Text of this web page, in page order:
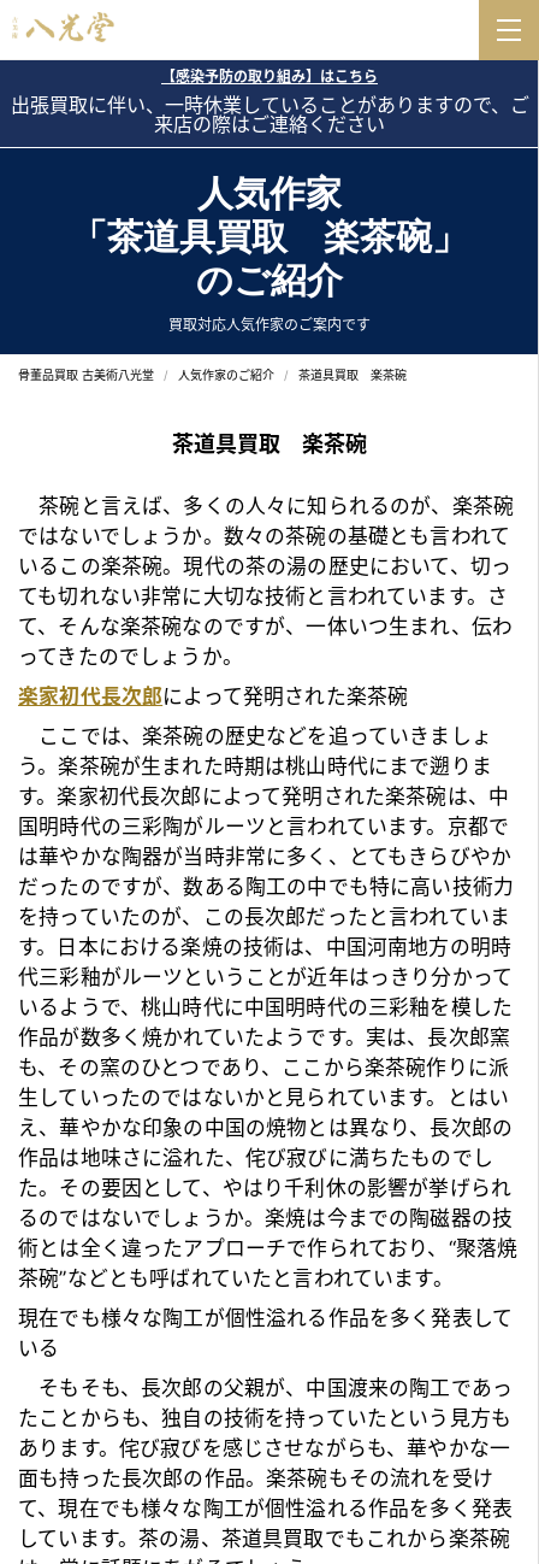
【感染予防の取り組み】はこちら
出張買取に伴い、一時休業していることがありますので、ご
来店の際はご連絡ください
人気作家
「茶道具買取 楽茶碗」
のご紹介
買取対応人気作家のご案内です
骨董品買取 古美術八光堂 人気作家のご紹介 茶道具買取 楽茶碗
茶道具買取 楽茶碗
茶碗と言えば、多くの人々に知られるのが、楽茶碗
ではないでしょうか。数々の茶碗の基礎とも言われて
いるこの楽茶碗。現代の茶の湯の歴史において、切っ
ても切れない非常に大切な技術と言われています。さ
て、そんな楽茶碗なのですが、一体いつ生まれ、伝わ
ってきたのでしょうか。
楽家初代長次郎によって発明された楽茶碗
ここでは、楽茶碗の歴史などを追っていきましょ
う。楽茶碗が生まれた時期は桃山時代にまで遡りま
す。楽家初代長次郎 によって発明された楽茶碗は、中
国明時代の三彩陶がルーツと言われています。京都で
は華やかな陶器が当時非常に多く、とてもきらびやか
だったのですが、数ある陶工の中でも特に高い技術力
を持っていたのが、この長次郎だったと言われていま
す。日本における楽焼の技術は、中国河南地方の明時
代三彩釉がルーツということが近年はっきり分かって
いるようで、桃山時代に中国明時代の三彩釉を模した
作品が数多く焼かれていたようです。実は、長次郎窯
も、その窯のひとつであり、ここから楽茶碗作りに派
生していったのではないかと見られています。とはい
え、華やかな印象の中国の焼物とは異なり、長次郎の
作品は地味さに溢れた、侘び寂びに満ちたものでし
た。その要因として、やはり千利休の影響が挙げられ
るのではないでしょうか。楽焼は今までの陶磁器の技
術とは全く違ったアプローチで作られており、“聚落焼
茶碗”などとも呼ばれていたと言われています。
現在でも様々な陶工が個性溢れる作品を多く発表して
いる
そもそも、長次郎の父親が、中国渡来の陶工であっ
たことからも、独自の技術を持っていたという見方も
あります。侘び寂びを感じさせながらも、華やかな一
面も持った長次郎の作品。楽茶碗もその流れを受け
て、現在でも様々な陶工が個性溢れる作品を多く発表
しています。茶の湯、 茶道具買取でもこれから楽茶碗